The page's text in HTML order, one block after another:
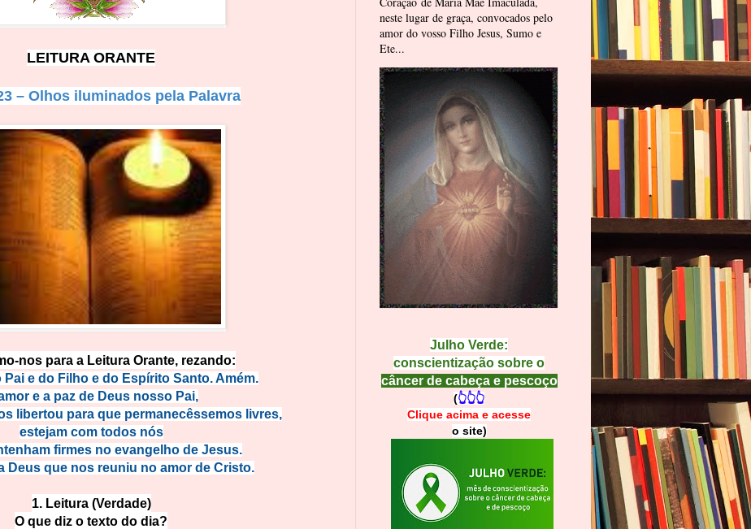
LEITURA ORANTE
– Olhos iluminados pela Palavra
nos para a Leitura Orante, rezando:
Pai e do Filho e do Espírito Santo. Amém.
e a paz de Deus nosso Pai,
libertou para que permanecêssemos livres,
estejam com todos nós
firmes no evangelho de Jesus.
Deus que nos reuniu no amor de Cristo.
1. Leitura (Verdade)
O que diz o texto do dia?
neste lugar de graça, convocados pelo
amor do vosso Filho Jesus, Sumo e
Ete...
Julho Verde:
conscientização sobre o
câncer de cabeça e pescoço
(👆👆👆
Clique acima e acesse
o site)